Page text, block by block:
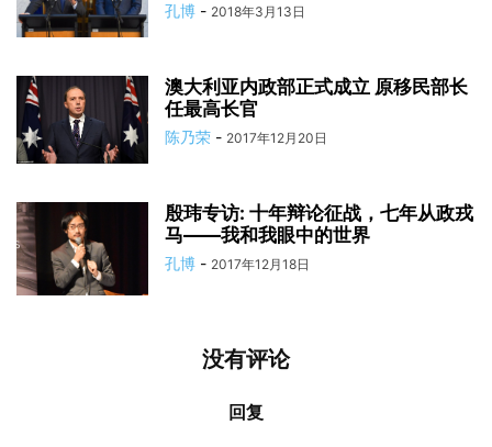
孔博 - 2018年3月13日
澳大利亚内政部正式成立 原移民部长
任最高长官
陈乃荣 - 2017年12月20日
殷玮专访: 十年辩论征战，七年从政戎
马——我和我眼中的世界
孔博 - 2017年12月18日
没有评论
回复